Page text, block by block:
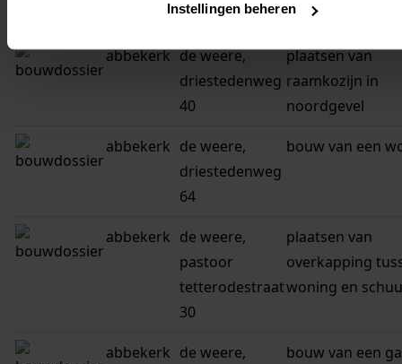
Instellingen beheren
49
abbekerk de weere,
driestedenweg
40
plaatsen van
raamkozijn in
noordgevel
abbekerk de weere,
driestedenweg
64
bouw van een
abbekerk de weere,
pastoor
tetterodestraat
30
plaatsen van
overkapping
woning en
abbekerk de weere,
bouw van een